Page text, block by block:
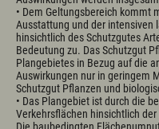
• Dem Geltungsbereich kommt
Ausstattung und der intensiven
hinsichtlich des Schutzgutes
Bedeutung zu. Das Schutzgut
Plangebietes in Bezug auf die
Auswirkungen nur in geringem
Schutzgut Pflanzen und
• Das Plangebiet ist durch die
Verkehrsflächen hinsichtlich